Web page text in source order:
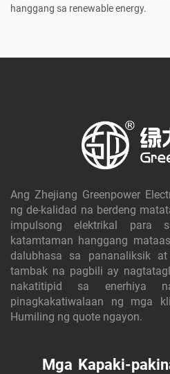
hanggang sa renewable energy.
Ang Zhejiang Greenpower
ng de-kalidad na berdeng
impulsong elektrikal para
katamtaman hanggang
dalubhasa sa pananaliksik
tambak na pagbili ay
nakatitipid sa enerhiya
pinagkakatiwalaan ng mga
Humiling ng quote ngayon.
Mga Kapaki-